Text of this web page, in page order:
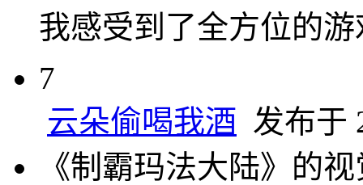
我感受到了全方位的
7
云朵偷喝我酒 发布于
《制霸玛法大陆》的